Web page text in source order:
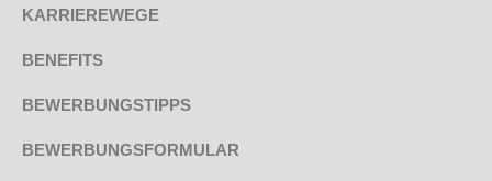
KARRIEREWEGE
BENEFITS
BEWERBUNGSTIPPS
BEWERBUNGSFORMULAR